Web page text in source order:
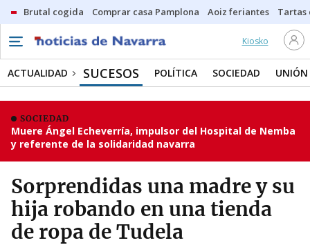
Brutal cogida Comprar casa Pamplona Aoiz feriantes Tartas
Kiosko
ACTUALIDAD SUCESOS POLÍTICA SOCIEDAD UNIÓN
SOCIEDAD
Muere Ángel Echeverría, impulsor del Hospital de Nemba
y referente de la solidaridad navarra
Sorprendidas una madre y su
hija robando en una tienda
de ropa de Tudela